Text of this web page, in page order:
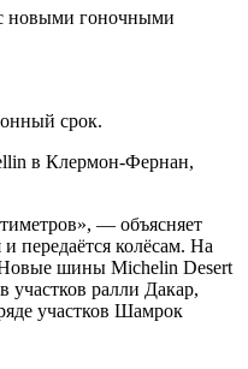
новыми гоночными
срок.
в Клермон-Фернан,
— объясняет
передаётся колёсам. На
Новые шины Michelin Desert
участков ралли Дакар,
участков Шамрок